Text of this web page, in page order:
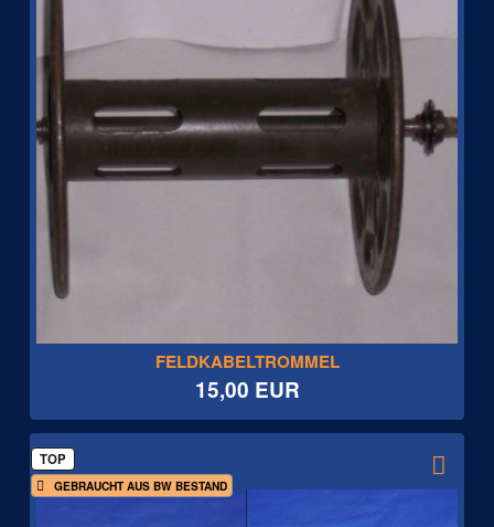
FELDKABELTROMMEL
15,00 EUR
TOP
GEBRAUCHT AUS BW BESTAND